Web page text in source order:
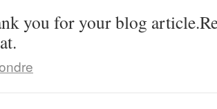
you for your blog